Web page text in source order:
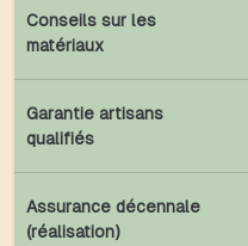
Conseils sur les
matériaux
Garantie artisans
qualifiés
Assurance décennale
(réalisation)